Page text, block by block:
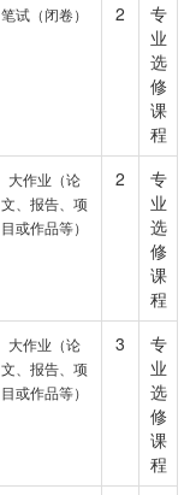
笔试（闭卷） 2
专
业
选
修
课
程
大作业（论
文、报告、项
目或作品等）
2
专
业
选
修
课
程
大作业（论
文、报告、项
目或作品等）
3
专
业
选
修
课
程